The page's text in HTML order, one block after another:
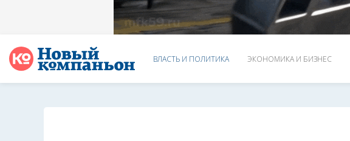
ВЛАСТЬ И ПОЛИТИКА ЭКОНОМИКА И БИЗНЕС